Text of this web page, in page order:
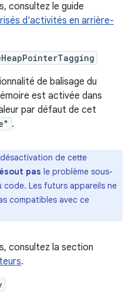
consultez le guide
d'activités en arrière-
de balisage du
est activée dans
par défaut de cet
.
de cette
pas le problème sous-
Les futurs appareils ne
compatibles avec ce
consultez la section
.